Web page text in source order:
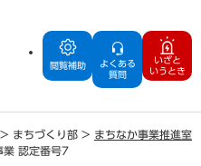
閲覧補助
よくある
質問
いざと
いうとき
> まちづくり部 > まちなか事業推進室
業 認定番号7